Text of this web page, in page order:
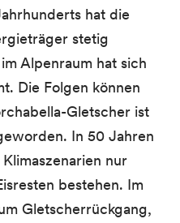
hat die
stetig
Alpenraum hat sich
Die Folgen können
Gletscher ist
In 50 Jahren
nur
bestehen. Im
Gletscherrückgang,